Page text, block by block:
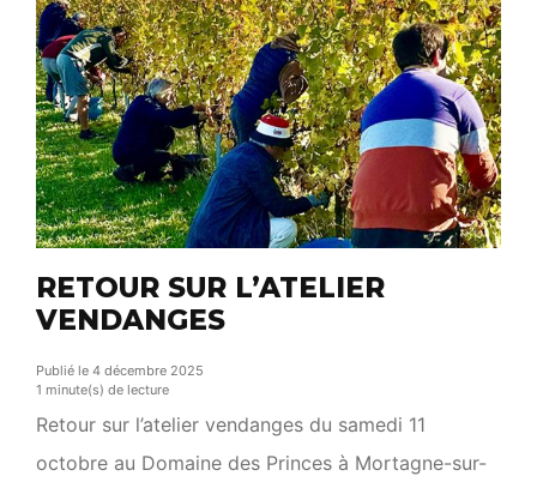
RETOUR SUR L’ATELIER
VENDANGES
Publié le 4 décembre 2025
1 minute(s) de lecture
Retour sur l’atelier vendanges du samedi 11
octobre au Domaine des Princes à Mortagne-sur-